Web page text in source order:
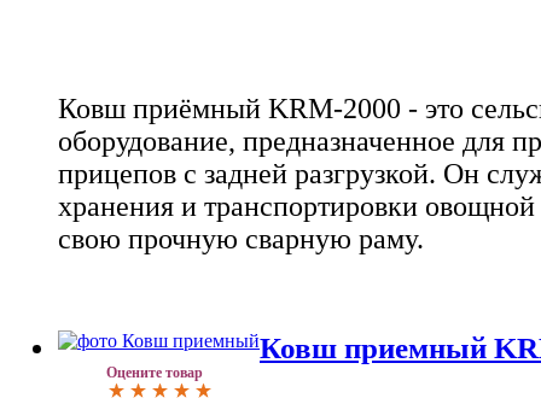
Ковш приёмный KRM-2000 - это
оборудование, предназначенное для
прицепов с задней разгрузкой. Он
хранения и транспортировки
свою прочную сварную раму.
Оцените товар
Ковш приемный